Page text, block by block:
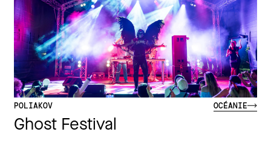
POLIAKOV OCÉANIE
Ghost Festival